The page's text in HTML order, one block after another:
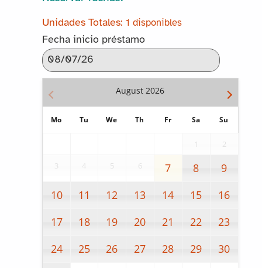
1 disponibles
Fecha inicio préstamo
August 2026
Mo Tu We Th Fr Sa Su
2
3 4 5 6 7 8
9
10
11 12 13 14 15
16
17
18 19 20 21 22
23
24
25 26 27 28 29
30